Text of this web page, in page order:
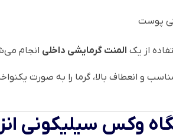
پوست
المنت گرمایشی داخلی انجام
و انعطاف بالا، گرما را به صورت
وکس سیلیکونی